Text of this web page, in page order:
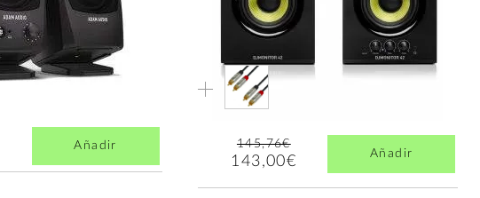
Añadir 145,76€
143,00€ Añadir